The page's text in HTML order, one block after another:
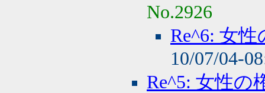
No.2926
Re^6: 女
10/07/04-
Re^5: 女性の